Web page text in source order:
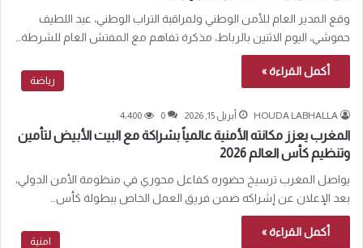
وقع المدير العام للأمن الوطني ولمراقبة التراب الوطني، عبد اللطيف
حموشي، اليوم الاثنين بالرباط، مذكرة تفاهم مع المفتش العام للشرطة…
أكمل القراءة »
رياضة
HOUDA LABHALLA أبريل 15, 2026 0 4٬400
المغرب يعزز مكانته الأمنية عالمياً بشراكة مع البيت الأبيض لتأمين
وتنظيم كأس العالم 2026
يواصل المغرب ترسيخ حضوره كفاعل محوري في منظومة الأمن الدولي،
بعد الإعلان عن إشراكه ضمن فريق العمل الخاص ببطولة كأس…
أكمل القراءة »
امنية